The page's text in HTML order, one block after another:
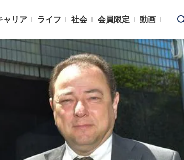
ャリア ライフ 社会 会員限定 動画